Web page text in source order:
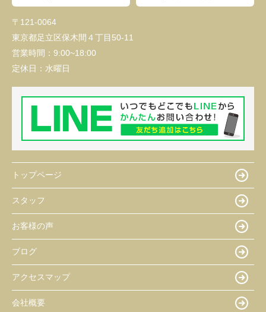
〒121-0064
東京都足立区保木間４丁目50-11
営業時間： 9:00~18:00
定休日： 水曜日
トップページ
スタッフ
お客様の声
ブログ
アクセスマップ
会社概要